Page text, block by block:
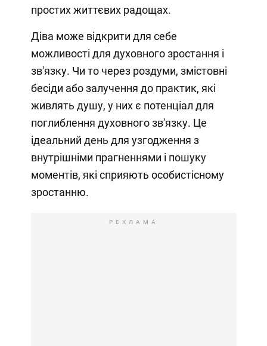
простих життєвих радощах.
Діва може відкрити для себе
можливості для духовного зростання і
зв'язку. Чи то через роздуми, змістовні
бесіди або залучення до практик, які
живлять душу, у них є потенціал для
поглиблення духовного зв'язку. Це
ідеальний день для узгодження з
внутрішніми прагненнями і пошуку
моментів, які сприяють особистісному
зростанню.
РЕКЛАМА